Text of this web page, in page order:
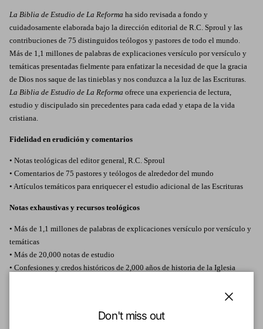
La Biblia de Estudio de La Reforma ha sido revisada a fondo y
cuidadosamente elaborada bajo la dirección editorial de R.C. Sproul y las
contribuciones de 75 distinguidos teólogos y pastores de todo el mundo.
Más de 1,1 millones de palabras de explicaciones versículo por versículo y
temáticas presentadas fielmente para enfatizar la necesidad de que la gracia
de Dios nos saque de las tinieblas y nos conduzca a la luz de las Escrituras.
La Biblia de Estudio de La Reforma ofrece una experiencia de lectura,
estudio y discipulado sin precedentes para cada edad y etapa de la vida
cristiana.
Fidelidad en erudición y comentarios
• Notas teológicas del editor general, R.C. Sproul
• Comentarios de 75 pastores y teólogos de alrededor del mundo
• Artículos temáticos para enriquecer el estudio adicional de las Escrituras
Notas exhaustivas y recursos teológicos
• Más de 1,1 millones de palabras de explicaciones versículo por versículo y
temáticas
• Más de 20,000 notas de estudio
• Confesiones y credos históricos de 2,000 años de historia de la Iglesia
• 16 páginas de galardonados mapas a color
• Los mapas integrados proporcionan referencias rápidas mientras se lee
Don't miss out